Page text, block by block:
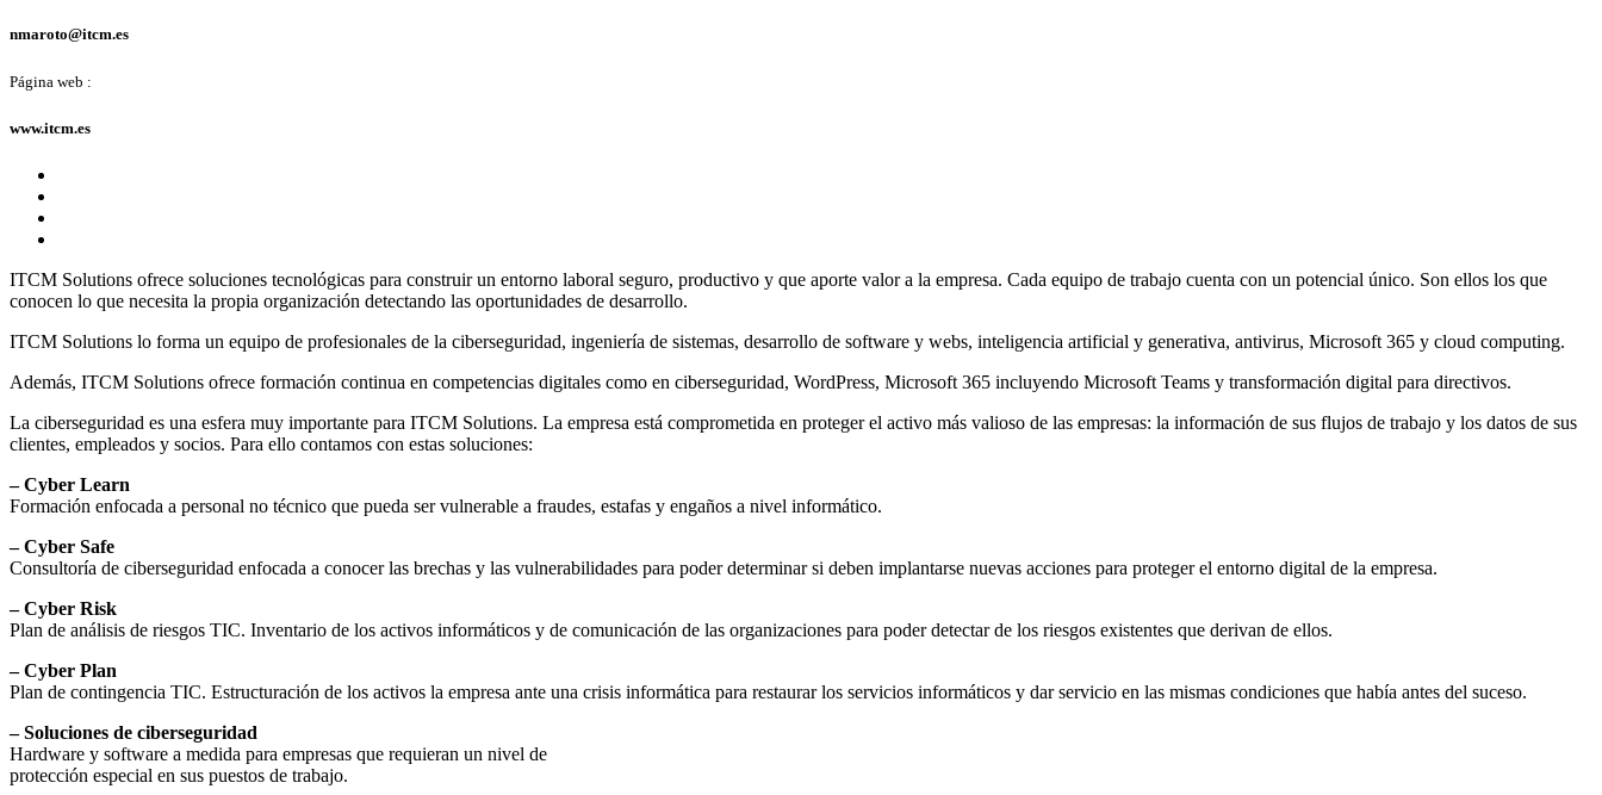
nmaroto@itcm.es
Página web :
www.itcm.es
ITCM Solutions ofrece soluciones tecnológicas para construir un entorno laboral seguro, productivo y que aporte valor a la empresa. Cada equipo de trabajo cuenta con un potencial único. Son ellos los que
conocen lo que necesita la propia organización detectando las oportunidades de desarrollo.
ITCM Solutions lo forma un equipo de profesionales de la ciberseguridad, ingeniería de sistemas, desarrollo de software y webs, inteligencia artificial y generativa, antivirus, Microsoft 365 y cloud computing.
Además, ITCM Solutions ofrece formación continua en competencias digitales como en ciberseguridad, WordPress, Microsoft 365 incluyendo Microsoft Teams y transformación digital para directivos.
La ciberseguridad es una esfera muy importante para ITCM Solutions. La empresa está comprometida en proteger el activo más valioso de las empresas: la información de sus flujos de trabajo y los datos de sus
clientes, empleados y socios. Para ello contamos con estas soluciones:
– Cyber Learn
Formación enfocada a personal no técnico que pueda ser vulnerable a fraudes, estafas y engaños a nivel informático.
– Cyber Safe
Consultoría de ciberseguridad enfocada a conocer las brechas y las vulnerabilidades para poder determinar si deben implantarse nuevas acciones para proteger el entorno digital de la empresa.
– Cyber Risk
Plan de análisis de riesgos TIC. Inventario de los activos informáticos y de comunicación de las organizaciones para poder detectar de los riesgos existentes que derivan de ellos.
– Cyber Plan
Plan de contingencia TIC. Estructuración de los activos la empresa ante una crisis informática para restaurar los servicios informáticos y dar servicio en las mismas condiciones que había antes del suceso.
– Soluciones de ciberseguridad
Hardware y software a medida para empresas que requieran un nivel de
protección especial en sus puestos de trabajo.